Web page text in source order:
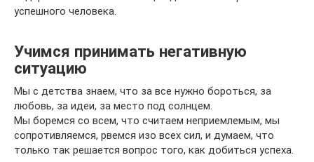
успешного человека.
Учимся принимать негативную
ситуацию
Мы с детства знаем, что за все нужно бороться, за
любовь, за идеи, за место под солнцем.
Мы боремся со всем, что считаем неприемлемым, мы
сопротивляемся, рвемся изо всех сил, и думаем, что
только так решается вопрос того, как добиться успеха.